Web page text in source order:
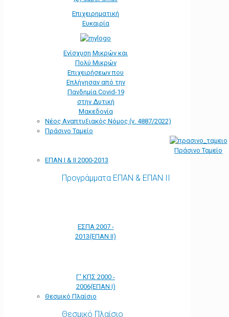
Επιχειρηματική
Ευκαιρία
Ενίσχυση Μικρών και
Πολύ Μικρών
Επιχειρήσεων που
Επλήγησαν από την
Πανδημία Covid-19
στην Δυτική
Μακεδονία
Νέος Αναπτυξιακός Νόμος (ν. 4887/2022)
Πράσινο Ταμείο
Πράσινο Ταμείο
ΕΠΑΝ Ι & ΙΙ 2000-2013
Προγράμματα ΕΠΑΝ & ΕΠΑΝ ΙΙ
ΕΣΠΑ 2007 -
2013(ΕΠΑΝ ΙΙ)
Γ' ΚΠΣ 2000 -
2006(ΕΠΑΝ Ι)
Θεσμικό Πλαίσιο
Θεσμικό Πλαίσιο